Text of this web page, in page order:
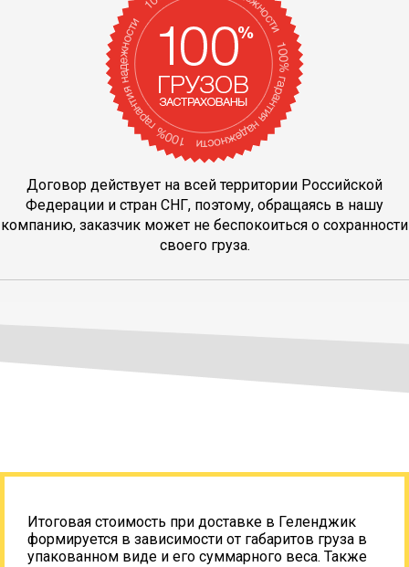
Договор действует на всей территории Российской
Федерации и стран СНГ, поэтому, обращаясь в нашу
компанию, заказчик может не беспокоиться о сохранности
своего груза.
Итоговая стоимость при доставке в Геленджик
формируется в зависимости от габаритов груза в
упакованном виде и его суммарного веса. Также